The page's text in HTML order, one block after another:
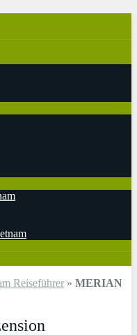
Reiseführer » MERIAN